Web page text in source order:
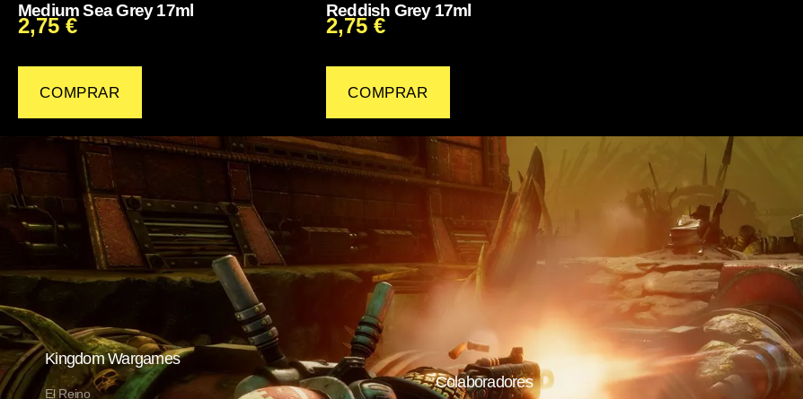
Medium Sea Grey 17ml
2,75 €
COMPRAR
Reddish Grey 17ml
2,75 €
COMPRAR
Kingdom Wargames
El Reino
Colaboradores